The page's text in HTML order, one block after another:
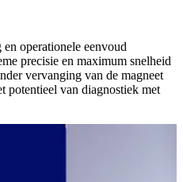
operationele eenvoud
precisie en maximum snelheid
vervanging van de magneet
potentieel van diagnostiek met